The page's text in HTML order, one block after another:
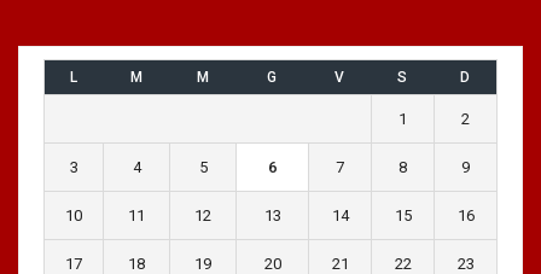
L M M G V S D
1 2
3 4 5 6 7 8 9
10 11 12 13 14 15 16
17 18 19 20 21 22 23